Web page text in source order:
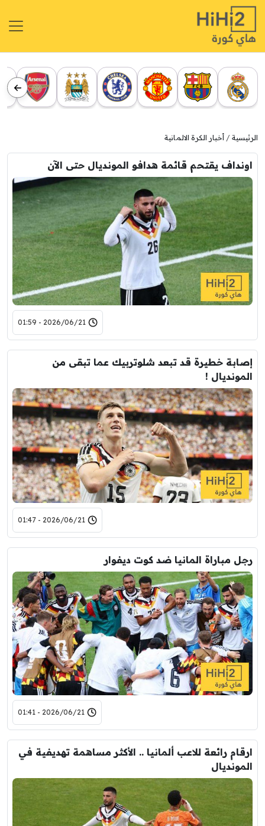
الرئيسية أخبار الكرة الالمانية
اونداف يقتحم قائمة هدافو المونديال حتى الآن
2026/06/21 - 01:59
إصابة خطيرة قد تبعد شلوتربيك عما تبقى من
المونديال !
2026/06/21 - 01:47
رجل مباراة المانيا ضد كوت ديفوار
2026/06/21 - 01:41
ارقام رائعة للاعب ألمانيا .. الأكثر مساهمة تهديفية في
المونديال